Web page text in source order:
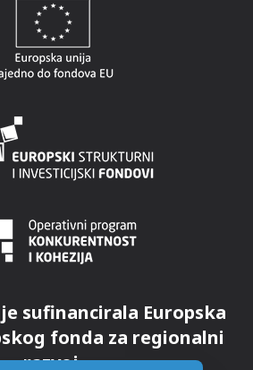
sufinancirala Europska
fonda za regionalni
razvoj.